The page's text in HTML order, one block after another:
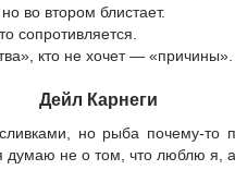
во втором блистает.
сопротивляется.
кто не хочет — «причины».
Дейл Карнеги
но рыба почему-то
думаю не о том, что люблю я,